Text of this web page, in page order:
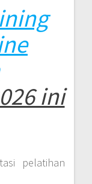
ini
pelatihan